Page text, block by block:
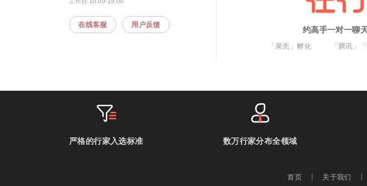
在线客服 用户反馈
约高手一对一聊
「果壳」孵化 「腾讯」
严格的行家入选标准 数万行家分布全领域
首页 关于我们